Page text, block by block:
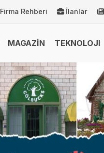
Firma Rehberi İlanlar
MAGAZİN TEKNOLOJI